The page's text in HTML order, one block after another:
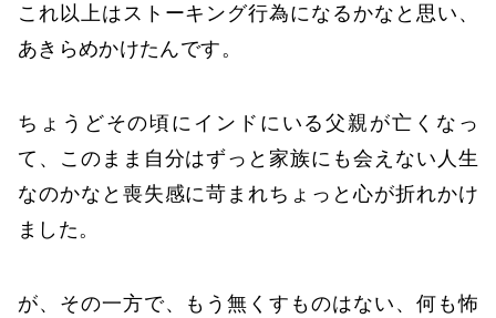
これ以上はストーキング行為になるかなと思い、
あきらめかけたんです。
ちょうどその頃にインドにいる父親が亡くなっ
て、このまま自分はずっと家族にも会えない人生
なのかなと喪失感に苛まれちょっと心が折れかけ
ました。
が、その一方で、もう無くすものはない、何も怖